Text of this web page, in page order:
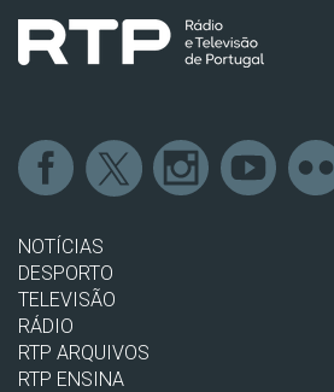
NOTÍCIAS
DESPORTO
TELEVISÃO
RÁDIO
RTP ARQUIVOS
RTP ENSINA